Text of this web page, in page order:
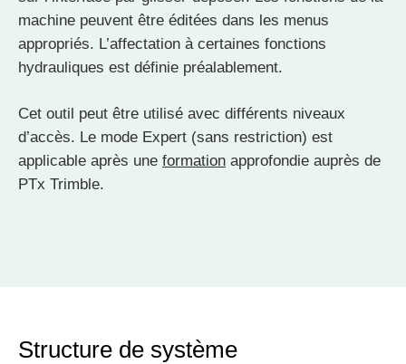
machine peuvent être éditées dans les menus
appropriés. L’affectation à certaines fonctions
hydrauliques est définie préalablement.
Cet outil peut être utilisé avec différents niveaux
d’accès. Le mode Expert (sans restriction) est
applicable après une formation approfondie auprès de
PTx Trimble.
Structure de système